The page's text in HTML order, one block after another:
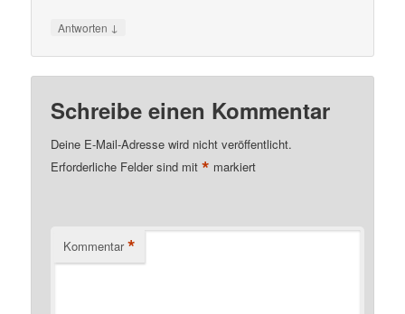
Antworten ↓
Schreibe einen Kommentar
Deine E-Mail-Adresse wird nicht veröffentlicht.
Erforderliche Felder sind mit* markiert
Kommentar *